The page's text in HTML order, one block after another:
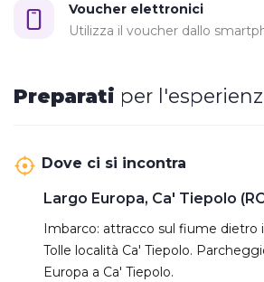
E' possibile noleggiare e-bike e MTB
Giorni e Orari di escursione
Porto Tolle
Voucher elettronici
Utilizza il voucher dallo
Preparati per
Dove ci si incontra
Largo Europa, Ca' Tiepolo
Imbarco: attracco sul fiume dietro
Tolle località Ca' Tiepolo.
Europa a Ca' Tiepolo.